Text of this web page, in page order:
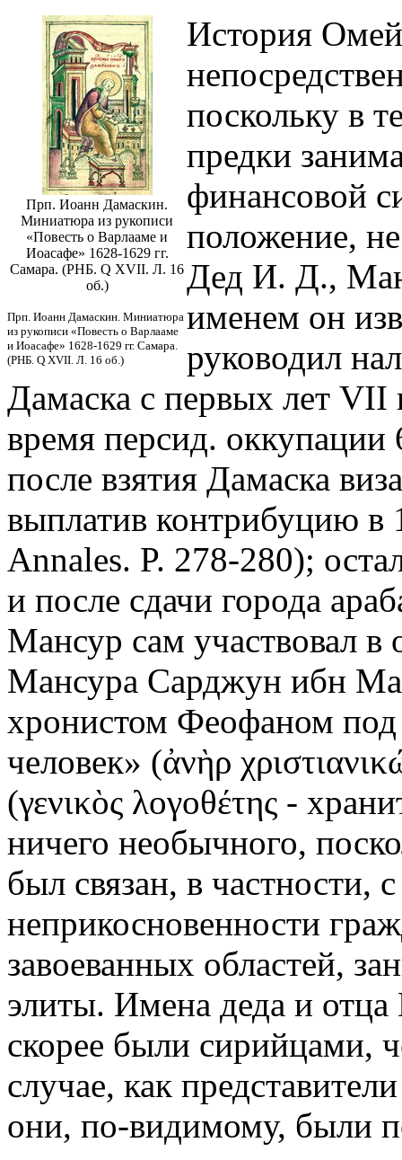
Прп. Иоанн Дамаскин.
Миниатюра из рукописи
«Повесть о Варлааме и
Иоасафе» 1628-1629 гг.
Самара. (РНБ. Q XVII. Л. 16
об.)
Прп. Иоанн Дамаскин. Миниатюра
из рукописи «Повесть о Варлааме
и Иоасафе» 1628-1629 гг. Самара.
(РНБ. Q XVII. Л. 16 об.)
История
поскольку в
предки
финансовой
положение,
Дед И. Д.,
именем он
руководил
Дамаска с первых лет
время персид. оккупации
после взятия Дамаска
выплатив контрибуцию в
Annales. P. 278-280);
и после сдачи города
Мансур сам участвовал в
Мансура Сарджун ибн
хронистом Феофаном
человек» (ἀνὴρ
(γενικὸς λογοθέτης -
ничего необычного,
был связан, в частности,
неприкосновенности
завоеванных областей,
элиты. Имена деда и
скорее были сирийцами,
случае, как
они, по-видимому, были